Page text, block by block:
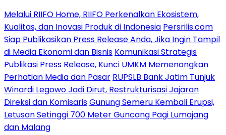
Melalui RIIFO Home, RIIFO Perkenalkan Ekosistem,
Kualitas, dan Inovasi Produk di Indonesia Persrilis.com
Siap Publikasikan Press Release Anda, Jika Ingin Tampil
di Media Ekonomi dan Bisnis Komunikasi Strategis
Publikasi Press Release, Kunci UMKM Memenangkan
Perhatian Media dan Pasar RUPSLB Bank Jatim Tunjuk
Winardi Legowo Jadi Dirut, Restrukturisasi Jajaran
Direksi dan KomisarisGunung Semeru Kembali Erupsi,
Letusan Setinggi 700 Meter Guncang Pagi Lumajang
dan Malang